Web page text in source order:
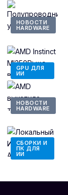
НОВОСТИ
HARDWARE
GPU ДЛЯ
ИИ
НОВОСТИ
HARDWARE
СБОРКИ И
ПК ДЛЯ
ИИ